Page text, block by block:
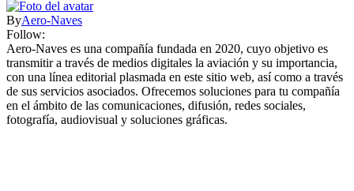
ByAero-Naves
Follow:
Aero-Naves es una compañía fundada en 2020, cuyo objetivo es
transmitir a través de medios digitales la aviación y su importancia,
con una línea editorial plasmada en este sitio web, así como a través
de sus servicios asociados. Ofrecemos soluciones para tu compañía
en el ámbito de las comunicaciones, difusión, redes sociales,
fotografía, audiovisual y soluciones gráficas.